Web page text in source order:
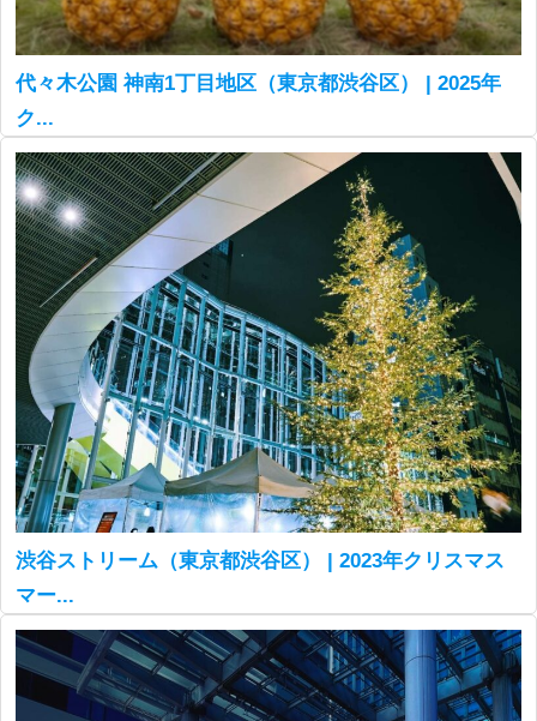
代々木公園 神南1丁目地区（東京都渋谷区） | 2025年
ク...
渋谷ストリーム（東京都渋谷区） | 2023年クリスマス
マー...